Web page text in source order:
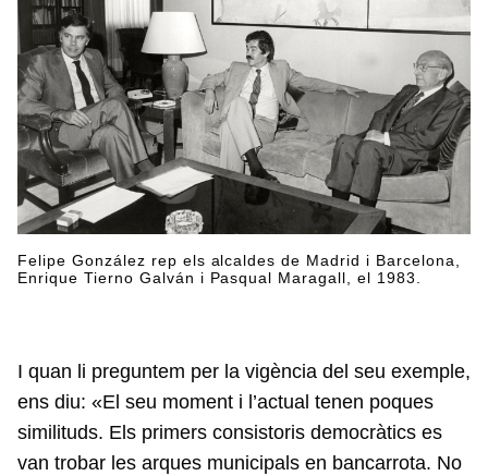
Felipe González rep els alcaldes de Madrid i Barcelona,
Enrique Tierno Galván i Pasqual Maragall, el 1983.
I quan li preguntem per la vigència del seu exemple,
ens diu: «El seu moment i l’actual tenen poques
similituds. Els primers consistoris democràtics es
van trobar les arques municipals en bancarrota. No